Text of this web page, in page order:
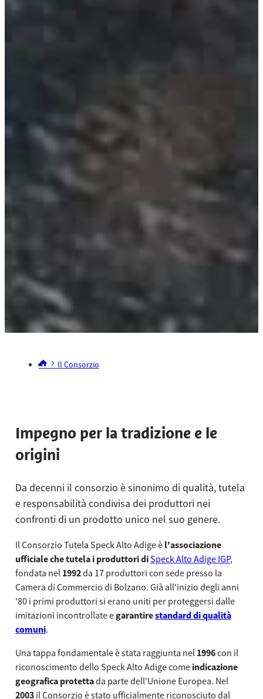
Il Consorzio
Impegno per la tradizione e le
origini
Da decenni il consorzio è sinonimo di qualità, tutela
e responsabilità condivisa dei produttori nei
confronti di un prodotto unico nel suo genere.
Il Consorzio Tutela Speck Alto Adige è l'associazione
ufficiale che tutela i produttori diSpeck Alto Adige IGP,
fondata nel 1992da 17 produttori con sede presso la
Camera di Commercio di Bolzano. Già all'inizio degli anni
'80 i primi produttori si erano uniti per proteggersi dalle
imitazioni incontrollate egarantirestandard di qualità
comuni.
Una tappa fondamentale è stata raggiunta nel 1996con il
riconoscimento dello Speck Alto Adige come indicazione
geografica protettada parte dell'Unione Europea. Nel
2003 il Consorzio è stato ufficialmente riconosciuto dal